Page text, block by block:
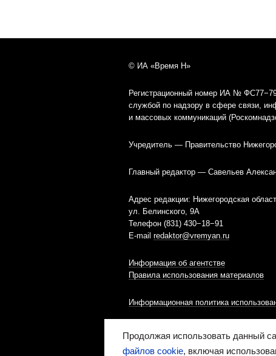
© ИА «Время Н»
Регистрационный номер ИА №
службой по надзору в сфере связи,
и массовых коммуникаций
Учредитель — Правительство
Главный редактор — Савельев
Адрес редакции: Нижегородская
ул. Белинского, 9А
Телефон (831) 430−18−91
E-mail redaktor@vremyan.ru
Информация об агентстве
Правила использования материалов
Информационная политика
Продолжая использовать данный
файлов cookie, включая